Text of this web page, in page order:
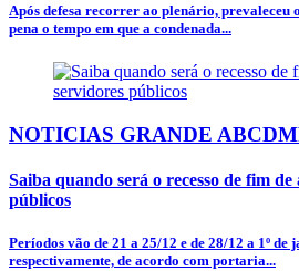
Após defesa recorrer ao plenário, prevaleceu
pena o tempo em que a condenada...
NOTICIAS GRANDE
Saiba quando será o recesso de fim
públicos
Períodos vão de 21 a 25/12 e de 28/12 a 1º de
respectivamente, de acordo com portaria...